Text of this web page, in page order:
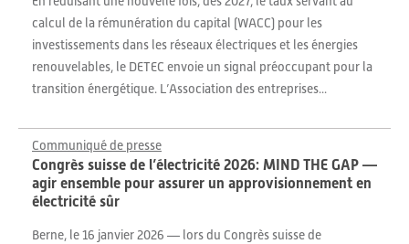
calcul de la rémunération du capital (WACC) pour les
investissements dans les réseaux électriques et les énergies
renouvelables, le DETEC envoie un signal préoccupant pour la
transition énergétique. L’Association des entreprises...
Communiqué de presse
Congrès suisse de l’électricité 2026: MIND THE GAP —
agir ensemble pour assurer un approvisionnement en
électricité sûr
Berne, le 16 janvier 2026 — lors du Congrès suisse de